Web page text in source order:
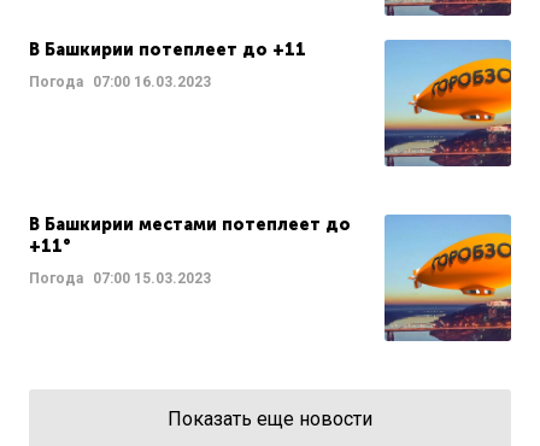
В Башкирии потеплеет до +11
Погода 07:00 16.03.2023
В Башкирии местами потеплеет до
+11°
Погода 07:00 15.03.2023
Показать еще новости